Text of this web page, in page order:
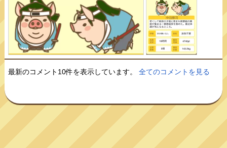
最新のコメント10件を表示しています。全てのコメントを見る